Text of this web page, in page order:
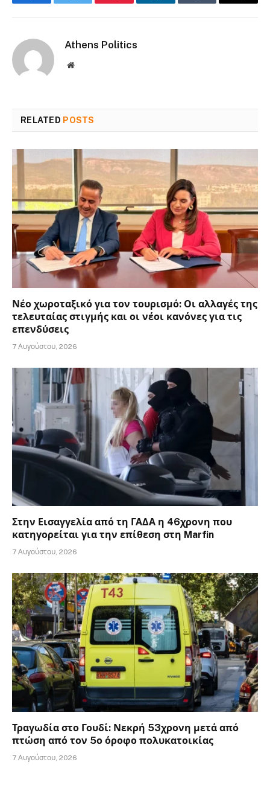
FacebookTwitter Pinterest LinkedInTumblr Email
Athens Politics
Website
RELATED POSTS
Νέο χωροταξικό για τον τουρισμό: Οι αλλαγές της
τελευταίας στιγμής και οι νέοι κανόνες για τις
επενδύσεις
7 Αυγούστου, 2026
Στην Εισαγγελία από τη ΓΑΔΑ η 46χρονη που
κατηγορείται για την επίθεση στη Marfin
7 Αυγούστου, 2026
Τραγωδία στο Γουδί: Νεκρή 53χρονη μετά από
πτώση από τον 5ο όροφο πολυκατοικίας
7 Αυγούστου, 2026